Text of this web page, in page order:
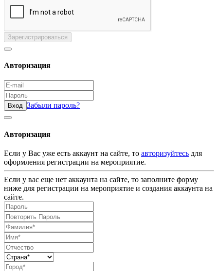
Зарегистрироваться
Авторизация
Вход Забыли пароль?
Авторизация
Если у Вас уже есть аккаунт на сайте, то авторизуйтесь для
оформления регистрации на мероприятие.
Если у вас еще нет аккаунта на сайте, то заполните форму
ниже для регистрации на мероприятие и создания аккаунта на
сайте.